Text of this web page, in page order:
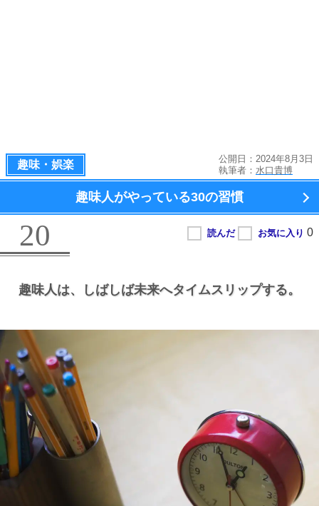
趣味・娯楽
公開日：2024年8月3日
執筆者： 水口貴博
趣味人がやっている30の習慣
20
趣味人は、 しばしば未来へタイムスリップする。